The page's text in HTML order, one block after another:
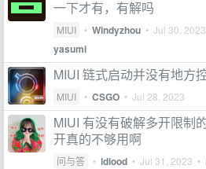
一下才有，有解吗
MIUI • Windyzhou • Jul 30, 2023
yasumi
MIUI 链式启动并没有地方
MIUI • CSGO • Jul 28, 2023
MIUI 有没有破解多开限制
开真的不够用啊
问与答 • ldlood • Jul 31, 2023 •